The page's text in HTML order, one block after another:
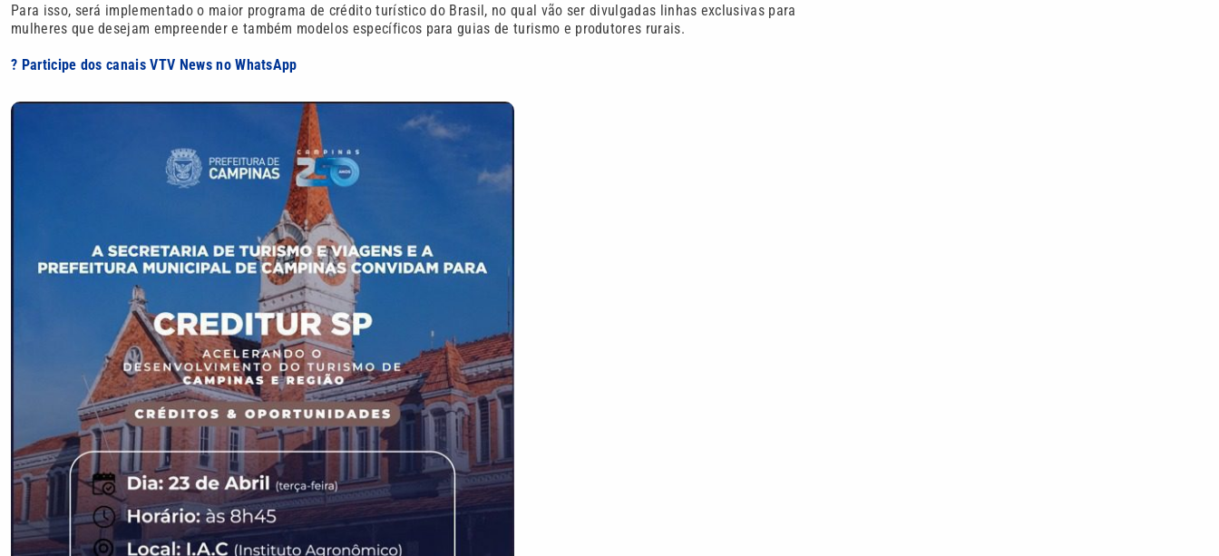
Para isso, será implementado o maior programa de crédito turístico do Brasil, no qual vão ser divulgadas linhas exclusivas para
mulheres que desejam empreender e também modelos específicos para guias de turismo e produtores rurais.
? Participe dos canais VTV News no WhatsApp